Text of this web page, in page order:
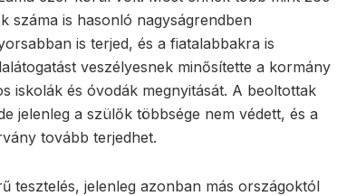
száma is hasonló nagyságrendben
is terjed, és a fiatalabbakra is
veszélyesnek minősítette a kormány
iskolák és óvodák megnyitását. A beoltottak
jelenleg a szülők többsége nem védett, és a
tovább terjedhet.
tesztelés, jelenleg azonban más országoktól